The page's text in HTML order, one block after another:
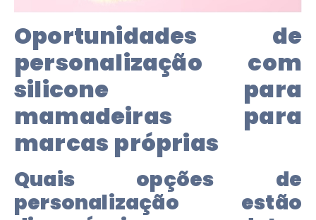
Oportunidades de
personalização com
silicone para
mamadeiras para
marcas próprias
Quais opções de
personalização estão